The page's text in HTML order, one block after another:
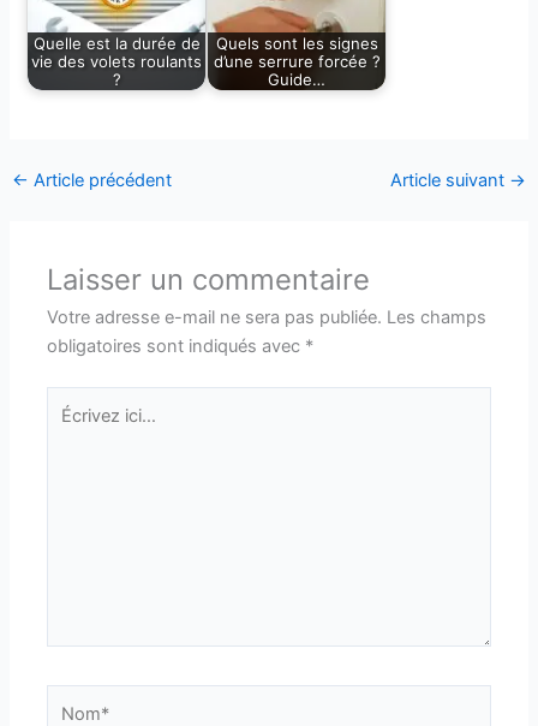
Quelle est la durée de
vie des volets roulants
?
Quels sont les signes
d’une serrure forcée ?
Guide…
← Article précédent Article suivant →
Laisser un commentaire
Votre adresse e-mail ne sera pas publiée. Les champs
obligatoires sont indiqués avec *
Écrivez
ici…